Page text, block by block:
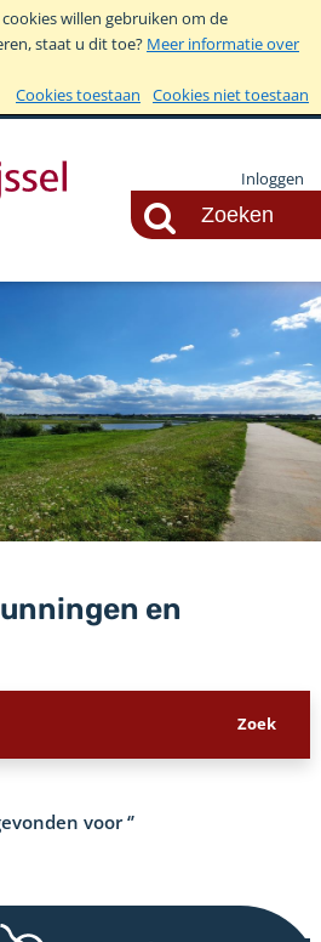
willen gebruiken om de
staat u dit toe? Meer informatie over
Cookies toestaan
Cookies niet toestaan
Inloggen
en
voor‘’